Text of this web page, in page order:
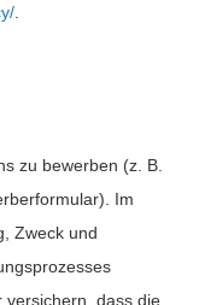
zu bewerben (z. B.
Im
Zweck und
versichern, dass die